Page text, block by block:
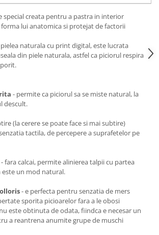
special creata pentru a pastra in interior
lui anatomica si protejat de factorii
naturala cu print digital, este lucrata
din piele naturala, astfel ca piciorul respira
- permite ca piciorul sa se miste natural, la
descult.
(la cerere se poate face si mai subtire)
tactila, de percepere a suprafetelor pe
- fara calcai, permite alinierea talpii cu partea
este un mod natural.
- e perfecta pentru senzatia de mers
sporita picioarelor fara a le obosi
este obtinuta de odata, fiindca e necesar un
a reantrena anumite grupe de muschi